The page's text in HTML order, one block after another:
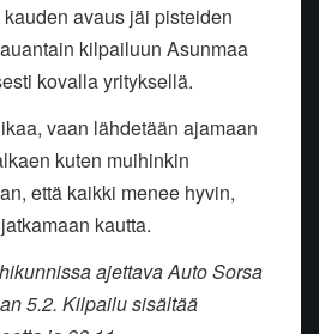
avaus jäi pisteiden
kilpailuun Asunmaa
kovalla yrityksellä.
vaan lähdetään ajamaan
kuten muihinkin
että kaikki menee hyvin,
kautta.
ajettava Auto Sorsa
5.2. Kilpailu sisältää